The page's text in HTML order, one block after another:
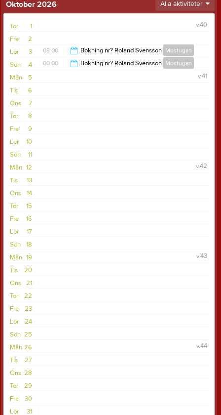
Oktober 2026 Alla aktiviteter
1
Tor
v.40
2
Fre
3
Lör 08:00 Bokning nr? Roland Svensson Mostugan
4
Sön 00:00 Bokning nr? Roland Svensson Mostugan
5
Mån
v.41
6
Tis
7
Ons
8
Tor
9
Fre
10
Lör
11
Sön
12
Mån
v.42
13
Tis
14
Ons
15
Tor
16
Fre
17
Lör
18
Sön
19
Mån
v.43
20
Tis
21
Ons
22
Tor
23
Fre
24
Lör
25
Sön
26
Mån
v.44
27
Tis
28
Ons
29
Tor
30
Fre
31
Lör